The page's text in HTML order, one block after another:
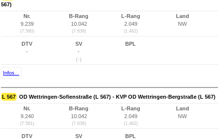
567)
Nr.
9.239
(7.580)
B-Rang
10.042
(7.638)
L-Rang
2.049
(1.462)
Land
NW
DTV
-
SV
-
(-)
BPL
Infos...
L 567 OD Wettringen-Sofienstraße (L 567) - KVP OD Wettringen-Bergstraße (L 567)
Nr.
9.240
(7.581)
B-Rang
10.042
(7.638)
L-Rang
2.049
(1.462)
Land
NW
DTV
SV
BPL